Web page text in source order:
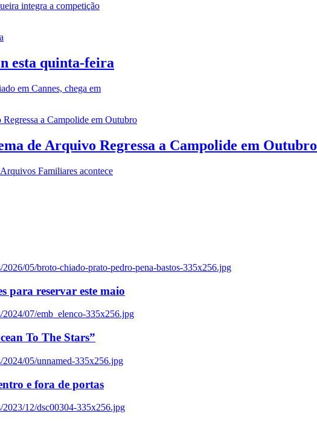
integra a competição
esta quinta-feira
em Cannes, chega em
de Arquivo Regressa a Campolide em Outubro
Familiares acontece
05/broto-chiado-prato-pedro-pena-bastos-335x256.jpg
para reservar este maio
07/emb_elenco-335x256.jpg
To The Stars”
05/unnamed-335x256.jpg
e fora de portas
12/dsc00304-335x256.jpg